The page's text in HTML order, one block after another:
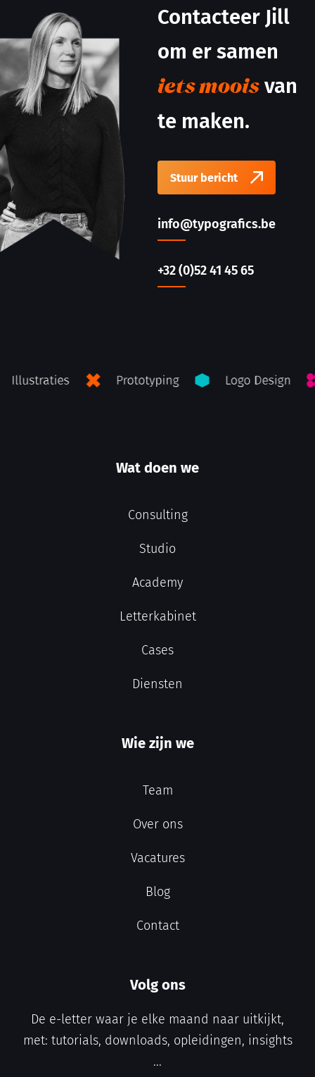
Contacteer Jill
om er samen
iets moois van
te maken.
Stuur bericht
info@typografics.be
+32 (0)52 41 45 65
Wat doen we
Consulting
Studio
Academy
Letterkabinet
Cases
Diensten
Wie zijn we
Team
Over ons
Vacatures
Blog
Contact
Volg ons
De e-letter waar je elke maand naar uitkijkt,
met: tutorials, downloads, opleidingen, insights
...